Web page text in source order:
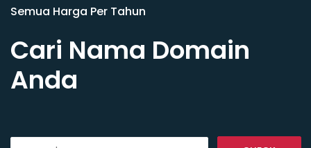
Semua Harga Per Tahun
Cari Nama Domain
Anda